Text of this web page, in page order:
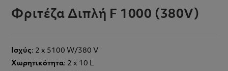
Φριτέζα Διπλή F 1000 (380V)
Ισχύς: 2 x 5100 W/380 V
Χωρητικότητα: 2 x 10 L